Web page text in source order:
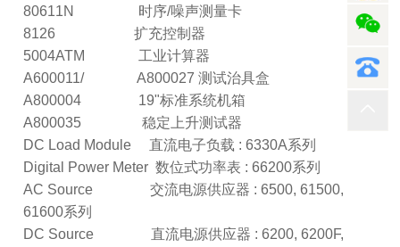
80611N 时序/噪声测量卡
8126 扩充控制器
5004ATM 工业计算器
A600011/ A800027 测试治具盒
A800004 19"标准系统机箱
A800035 稳定上升测试器
DC Load Module 直流电子负载 : 6330A系列
Digital Power Meter 数位式功率表 : 66200系列
AC Source 交流电源供应器 : 6500, 61500,
61600系列
DC Source 直流电源供应器 : 6200, 6200F,